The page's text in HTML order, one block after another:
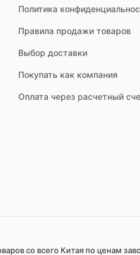
Политика
Правила продажи товаров
Выбор доставки
Покупать как компания
Оплата через расчетный
со всего Китая по ценам